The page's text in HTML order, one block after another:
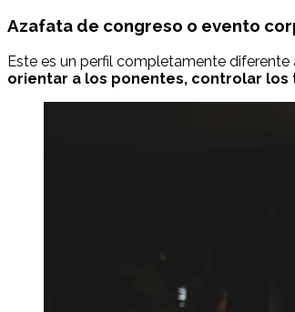
Azafata de congreso o evento
Este es un perfil completamente
orientar a los ponentes, controlar